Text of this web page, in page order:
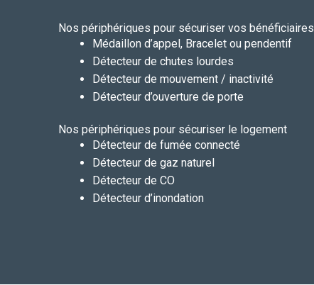
Nos périphériques pour sécuriser vos bénéficiaires
Médaillon d’appel, Bracelet ou pendentif
Détecteur de chutes lourdes
Détecteur de mouvement / inactivité
Détecteur d’ouverture de porte
Nos périphériques pour sécuriser le logement
Détecteur de fumée connecté
Détecteur de gaz naturel
Détecteur de CO
Détecteur d’inondation